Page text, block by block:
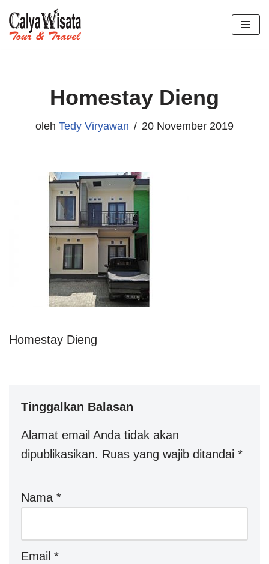
Lompat
Homestay Dieng
oleh Tedy Viryawan 20 November 2019
Homestay Dieng
Tinggalkan Balasan
Alamat email Anda tidak akan
dipublikasikan. Ruas yang wajib ditandai *
Nama *
Email *